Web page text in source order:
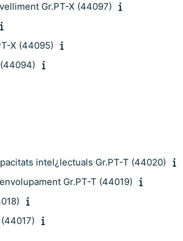
Gr.PT-X (44097)
X (44095)
intel¿lectuals Gr.PT-T (44020)
Gr.PT-T (44019)